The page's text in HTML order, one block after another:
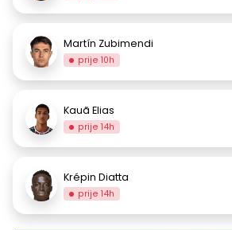
Martín Zubimendi
prije 10h
Kauã Elias
prije 14h
Krépin Diatta
prije 14h